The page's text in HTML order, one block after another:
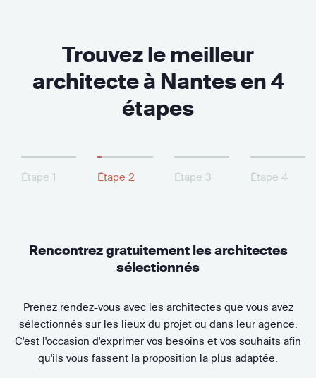
Trouvez le meilleur
architecte à Nantes en 4
étapes
Étape 1 Étape 2 Étape 3 Étape 4
Rencontrez gratuitement les architectes
sélectionnés
Prenez rendez-vous avec les architectes que vous avez
sélectionnés sur les lieux du projet ou dans leur agence.
C'est l'occasion d'exprimer vos besoins et vos souhaits afin
qu'ils vous fassent la proposition la plus adaptée.